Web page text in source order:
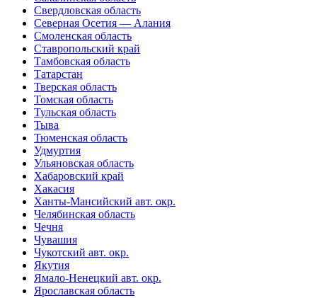
Свердловская область
Северная Осетия — Алания
Смоленская область
Ставропольский край
Тамбовская область
Татарстан
Тверская область
Томская область
Тульская область
Тыва
Тюменская область
Удмуртия
Ульяновская область
Хабаровский край
Хакасия
Ханты-Мансийский авт. окр.
Челябинская область
Чечня
Чувашия
Чукотский авт. окр.
Якутия
Ямало-Ненецкий авт. окр.
Ярославская область